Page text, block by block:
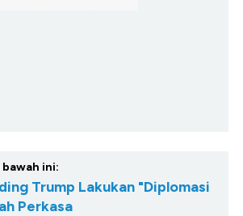
ini:
Trump Lakukan "Diplomasi
Perkasa